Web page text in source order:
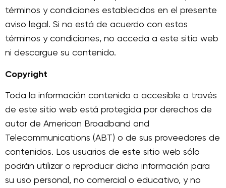
términos y condiciones establecidos en el presente
aviso legal. Si no está de acuerdo con estos
términos y condiciones, no acceda a este sitio web
ni descargue su contenido.
Copyright
Toda la información contenida o accesible a través
de este sitio web está protegida por derechos de
autor de American Broadband and
Telecommunications (ABT) o de sus proveedores de
contenidos. Los usuarios de este sitio web sólo
podrán utilizar o reproducir dicha información para
su uso personal, no comercial o educativo, y no